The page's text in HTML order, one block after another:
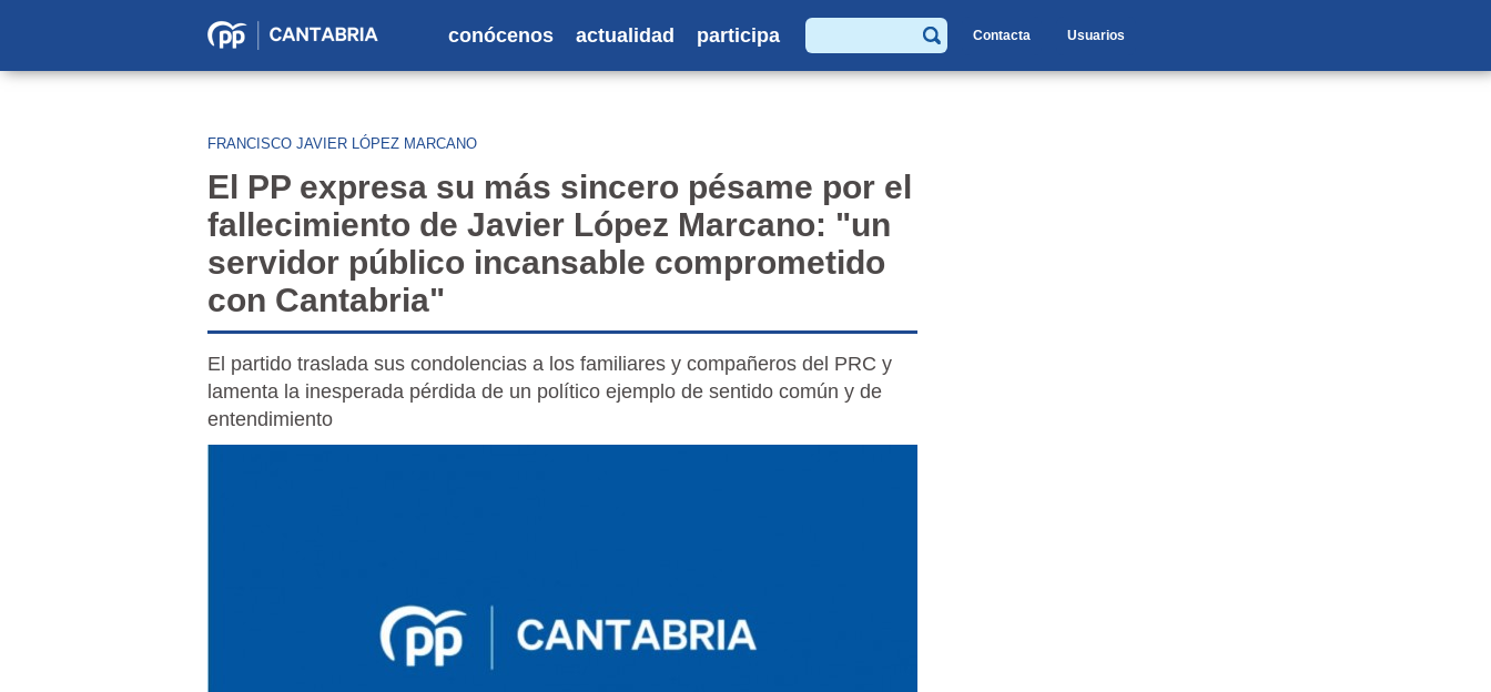
Partido
en
conócenos actualidad participa
Buscar
Contacta Usuarios
FRANCISCO JAVIER LÓPEZ MARCANO
El PP expresa su más sincero pésame por el
fallecimiento de Javier López Marcano: "un
servidor público incansable comprometido
con Cantabria"
El partido traslada sus condolencias a los familiares y compañeros del PRC y
lamenta la inesperada pérdida de un político ejemplo de sentido común y de
entendimiento